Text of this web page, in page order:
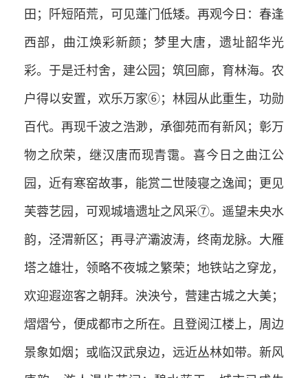
田；阡短陌荒，可见蓬门低矮。再观今日：春逢
西部，曲江焕彩新颜；梦里大唐，遗址韶华光
彩。于是迁村舍，建公园；筑回廊，育林海。农
户得以安置，欢乐万家⑥；林园从此重生，功勋
百代。再现千波之浩渺，承御苑而有新风；彰万
物之欣荣，继汉唐而现青霭。喜今日之曲江公
园，近有寒窑故事，能赏二世陵寝之逸闻；更见
芙蓉艺园，可观城墙遗址之风采⑦。遥望未央水
韵，泾渭新区；再寻浐灞波涛，终南龙脉。大雁
塔之雄壮，领略不夜城之繁荣；地铁站之穿龙，
欢迎遐迩客之朝拜。泱泱兮，营建古城之大美；
熠熠兮，便成都市之所在。且登阅江楼上，周边
景象如烟；或临汉武泉边，远近丛林如带。新风